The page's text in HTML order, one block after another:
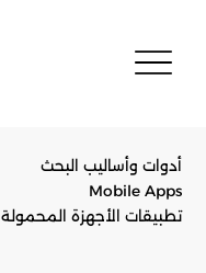
Mobile Apps
تطبيقات الأجهزة المحمولة
أدوات وأساليب البحث